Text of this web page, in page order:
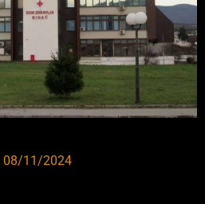
08/11/2024